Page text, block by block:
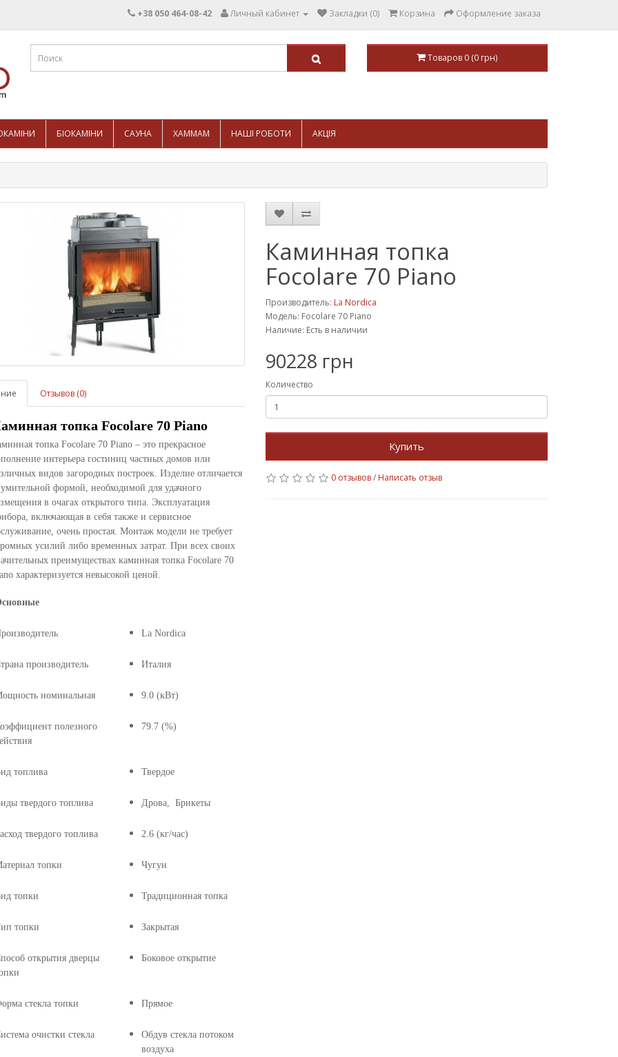
+38 050 464-08-42 Личный кабинет Закладки (0) Корзина Оформление заказа
Товаров 0 (0 грн)
БІОКАМІНИ САУНА ХАММАМ НАШІ РОБОТИ АКЦІЯ
Отзывов (0)
топка Focolare 70 Piano
топка Focolare 70 Piano – это прекрасное
интерьера гостиниц частных домов или
видов загородных построек. Изделие отличается
формой, необходимой для удачного
в очагах открытого типа. Эксплуатация
включающая в себя также и сервисное
очень простая. Монтаж модели не требует
усилий либо временных затрат. При всех своих
преимуществах каминная топка Focolare 70
характеризуется невысокой ценой.
La Nordica
производитель Италия
номинальная 9.0 (кВт)
полезного
79.7 (%)
топлива Твердое
твердого топлива Дрова, Брикеты
твердого топлива 2.6 (кг/час)
топки Чугун
топки Традиционная топка
топки Закрытая
открытия дверцы
Боковое открытие
стекла топки Прямое
очистки стекла
Обдув стекла потоком
воздуха
Каминная топка
Focolare 70 Piano
Производитель: La Nordica
Модель: Focolare 70 Piano
Наличие: Есть в наличии
90228 грн
Количество
Купить
0 отзывов/ Написать отзыв